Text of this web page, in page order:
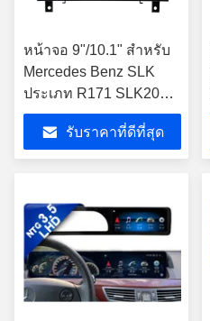
หน้าจอ 9"/10.1" สําหรับ
Mercedes Benz SLK
ประเภท R171 SLK200
SLK280 SLK300 2000-
2011 เครื่องเสียงรถยนต์
รับราคาที่ดีที่สุด